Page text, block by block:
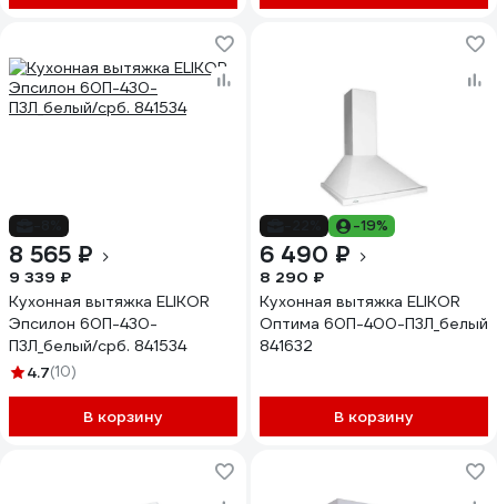
8 565 ₽
9 339 ₽
Кухонная вытяжка ELIKOR
Эпсилон 60П-430-
П3Л_белый/срб. 841534
4.7(10)
В корзину
-19%
6 490 ₽
8 290 ₽
Кухонная вытяжка ELIKOR
Оптима 60П-400-П3Л_белый
841632
В корзину